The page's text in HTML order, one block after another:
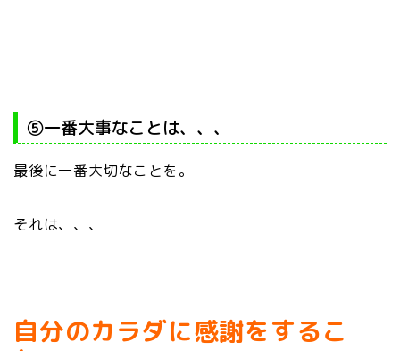
⑤一番大事なことは、、、
最後に一番大切なことを。
それは、、、
自分のカラダに感謝をするこ